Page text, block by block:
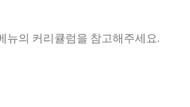
뉴의 커리큘럼을 참고해주세요.